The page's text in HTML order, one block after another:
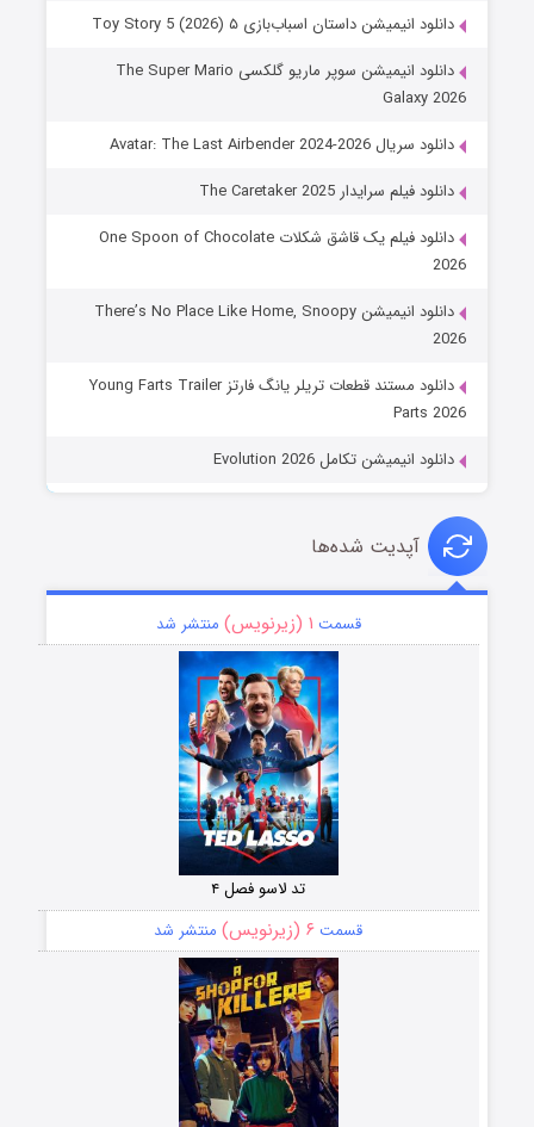
دانلود انیمیشن داستان اسباب‌بازی ۵ Toy Story 5 (2026)
دانلود انیمیشن سوپر ماریو گلکسی The Super Mario
Galaxy 2026
دانلود سریال Avatar: The Last Airbender 2024-2026
دانلود فیلم سرایدار The Caretaker 2025
دانلود فیلم یک قاشق شکلات One Spoon of Chocolate
2026
دانلود انیمیشن There’s No Place Like Home, Snoopy
2026
دانلود مستند قطعات تریلر یانگ فارتز Young Farts Trailer
Parts 2026
دانلود انیمیشن تکامل Evolution 2026
آپدیت شده‌ها
قسمت ۱ (زیرنویس) منتشر شد
تد لاسو فصل ۴
قسمت ۶ (زیرنویس) منتشر شد